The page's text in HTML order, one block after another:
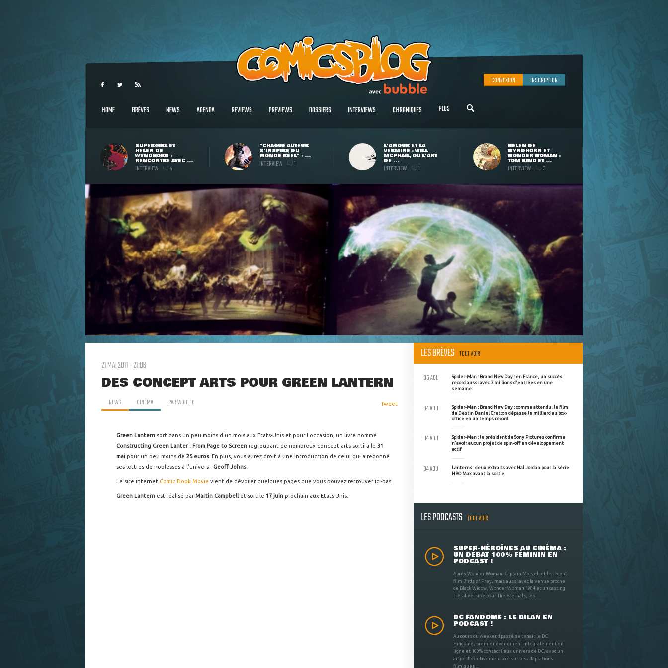
CONNEXION INSCRIPTION
HOME BRÈVES NEWS AGENDA REVIEWS PREVIEWS DOSSIERS INTERVIEWS CHRONIQUES PLUS
SUPERGIRL ET
HELEN DE
WYNDHORN :
RENCONTRE AVEC ...
INTERVIEW 4
"CHAQUE AUTEUR
S'INSPIRE DU
MONDE RÉEL" : ...
INTERVIEW 1
L'AMOUR ET LA
VERMINE : WILL
MCPHAIL, OU L'ART
DE ...
INTERVIEW 1
HELEN DE
WYNDHORN ET
WONDER WOMAN :
TOM KING ET ...
INTERVIEW 3
21 MAI 2011 - 21:06
DES CONCEPT ARTS POUR GREEN LANTERN
NEWS CINÉMA PARWOULFO Tweet
Green Lantern sort dans un peu moins d'un mois aux Etats-Unis et pour l'occasion, un livre nommé
Constructing Green Lanter : From Page to Screen regroupant de nombreux concept arts sortira le 31
mai pour un peu moins de 25 euros. En plus, vous aurez droit à une introduction de celui qui a redonné
ses lettres de noblesses à l'univers : Geoff Johns.
Le site internet Comic Book Movie vient de dévoiler quelques pages que vous pouvez retrouver ici-bas.
Green Lantern est réalisé parMartin Campbell et sort le 17 juin prochain aux Etats-Unis.
LES BRÈVES TOUT VOIR
Spider-Man : Brand New Day : en France, un succès
record aussi avec 3 millions d'entrées en une
semaine
05 AOU
Spider-Man : Brand New Day : comme attendu, le film
de Destin Daniel Cretton dépasse le milliard au box-
office en un temps record
04 AOU
Spider-Man : le président de Sony Pictures confirme
n'avoir aucun projet de spin-off en développement
actif
04 AOU
Lanterns : deux extraits avec Hal Jordan pour la série
HBO Max avant la sortie
04 AOU
LES PODCASTS TOUT VOIR
SUPER-HÉROÏNES AU CINÉMA :
UN DÉBAT 100% FÉMININ EN
PODCAST !
Après Wonder Woman, Captain Marvel, et le récent
film Birds of Prey, mais aussi avec la venue proche
de Black Widow, Wonder Woman 1984 et un casting
très diversifié pour The Eternals, les ...
DC FANDOME : LE BILAN EN
PODCAST !
Au cours du weekend passé se tenait le DC
Fandome, premier évènement intégralement en
ligne et 100% consacré aux univers de DC, avec un
angle définitivement axé sur les adaptations
filmiques ...